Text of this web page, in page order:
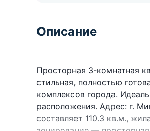
Описание
Просторная 3-комнатная
стильная, полностью
комплексов города.
расположения. Адрес: г.
составляет 110.3 кв.м.,